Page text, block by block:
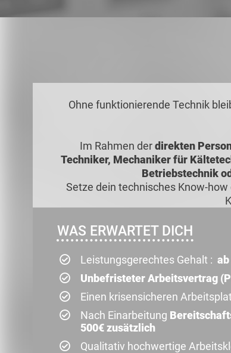
Ohne funktionierende Technik
Im Rahmen derdirekten
Techniker, Mechaniker für
Betriebstechnik
Setze dein technisches Know-
WAS ERWARTET DICH
Leistungsgerechtes Gehalt :
Unbefristeter Arbeitsvertrag
Einen krisensicheren
Nach Einarbeitung
500€ zusätzlich
Qualitativ hochwertige